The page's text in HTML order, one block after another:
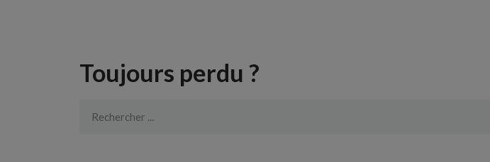
Toujours perdu ?